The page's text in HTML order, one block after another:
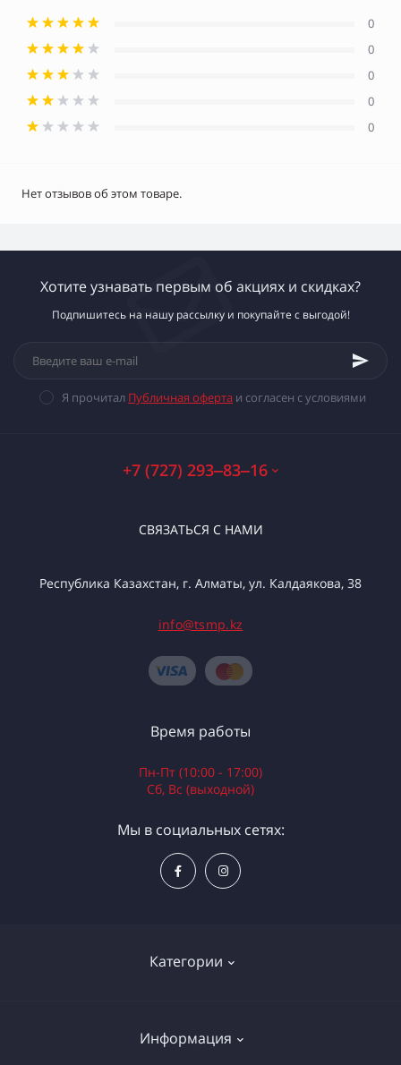
0
0
0
0
0
Нет отзывов об этом товаре.
Хотите узнавать первым об акциях и скидках?
Подпишитесь на нашу рассылку и покупайте с выгодой!
Я прочитал Публичная оферта и согласен с условиями
+7 (727) 293‒83‒16
СВЯЗАТЬСЯ С НАМИ
Республика Казахстан, г. Алматы, ул. Калдаякова, 38
info@tsmp.kz
Категории
Электроинструменты
Информация
Время работы
Пн-Пт (10:00 - 17:00)
Сб, Вс (выходной)
Мы в социальных сетях: